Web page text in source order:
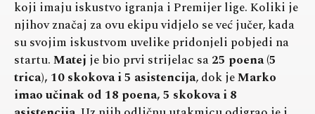
koji imaju iskustvo igranja i Premijer lige. Koliki je
njihov značaj za ovu ekipu vidjelo se već jučer, kada
su svojim iskustvom uvelike pridonjeli pobjedi na
startu.Matej je bio prvi strijelac sa25 poena (5
trica), 10 skokova i 5 asistencija, dok jeMarko
imao učinak od 18 poena, 5 skokova i 8